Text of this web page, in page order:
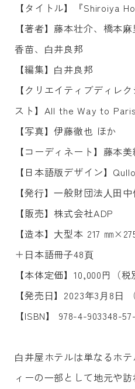
【タイトル】『Shiroiya
【著者】藤本壮介、橋本
⾹苗、⽩井良邦
【編集】⽩井良邦
【クリエイティブディレ
スト】All the Way to Paris
【写真】伊藤徹也 ほか
【コーディネート】藤本
【日本語版デザイン】
【発⾏】⼀般財団法⼈⽥
【販売】株式会社ADP
【造本】⼤型本 217 ㎜
＋⽇本語冊⼦48⾴
【本体定価】10,000円（税
【発売⽇】2023年3⽉8⽇
【ISBN】 978-4-903348-
⽩井屋ホテルは単なるホ
ィーの⼀部として地元や